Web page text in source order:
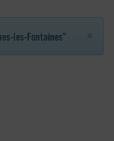
les-Fontaines"